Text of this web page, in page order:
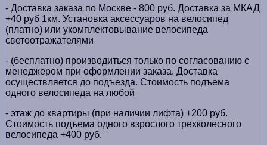
- Доставка заказа по Москве - 800 руб. Доставка за МКАД
+40 руб 1км. Установка аксессуаров на велосипед
(платно) или укомплектовывание велосипеда
светоотражателями
- (бесплатно) производиться только по cогласованию с
менеджером при оформлении заказа. Доставка
осуществляется до подъезда. Стоимость подъема
одного велосипеда на любой
- этаж до квартиры (при наличии лифта) +200 руб.
Стоимость подъема одного взрослого трехколесного
велосипеда +400 руб.